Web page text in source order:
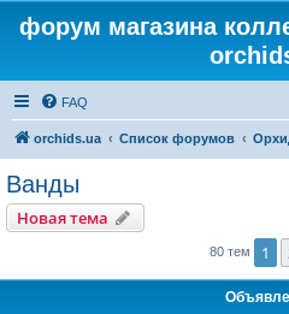
форум магазина
FAQ
orchids.ua Список форумов
Ванды
Новая тема
80 тем 1